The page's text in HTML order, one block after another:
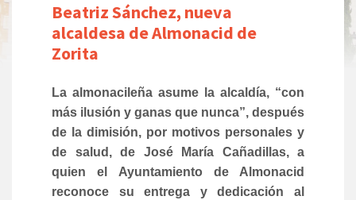
Beatriz Sánchez, nueva
alcaldesa de Almonacid de
Zorita
La almonacileña asume la alcaldía, “con
más ilusión y ganas que nunca”, después
de la dimisión, por motivos personales y
de salud, de José María Cañadillas, a
quien el Ayuntamiento de Almonacid
reconoce su entrega y dedicación al